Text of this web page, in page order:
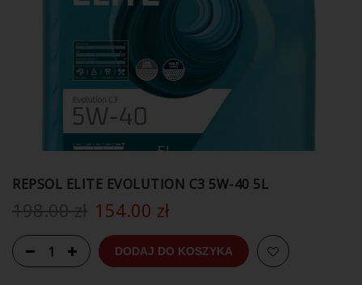
REPSOL ELITE EVOLUTION C3 5W-40 5L
198.00zł 154.00 zł
DODAJ DO KOSZYKA